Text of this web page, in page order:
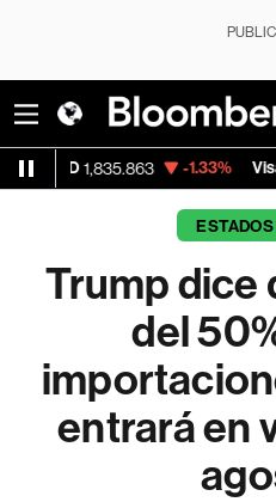
1,835.863 -1.33% Visa 366.13
Trump dice
del
entrará en